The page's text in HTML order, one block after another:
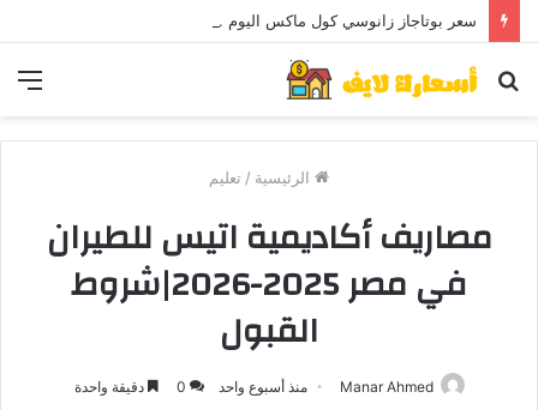
سعر بوتاجاز زانوسي كول ماكس اليوم ..و5 عيوب
بحث
الرئيسية / تعليم
مصاريف أكاديمية اتيس للطيران
في مصر 2025-2026|شروط
القبول
Manar Ahmed منذ أسبوع واحد 0 دقيقة واحدة